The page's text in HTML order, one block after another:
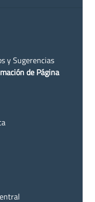
y Sugerencias
de Página